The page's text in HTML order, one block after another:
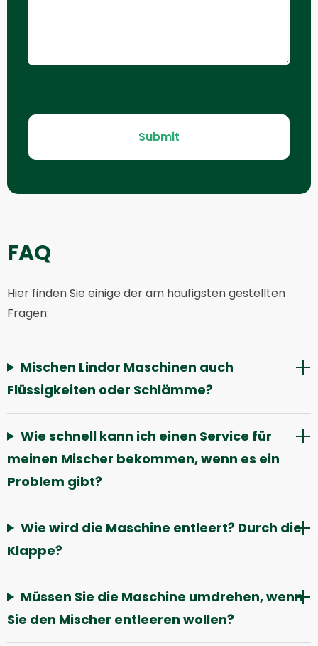
FAQ
Hier finden Sie einige der am häufigsten gestellten
Fragen:
Mischen Lindor Maschinen auch
Flüssigkeiten oder Schlämme?
Wie schnell kann ich einen Service für
meinen Mischer bekommen, wenn es ein
Problem gibt?
Wie wird die Maschine entleert? Durch die
Klappe?
Müssen Sie die Maschine umdrehen, wenn
Sie den Mischer entleeren wollen?